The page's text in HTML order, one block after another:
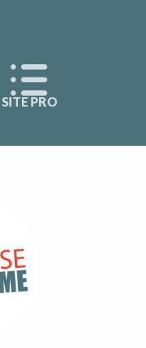
SITE PRO